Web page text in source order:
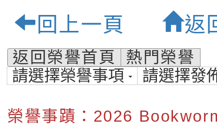
of February:桃
福祿貝爾雙語小
最優質雙語小學
回上一頁 返
返回榮譽首頁
熱門榮譽
請選擇榮譽事項
請選擇發
榮譽事蹟：2026